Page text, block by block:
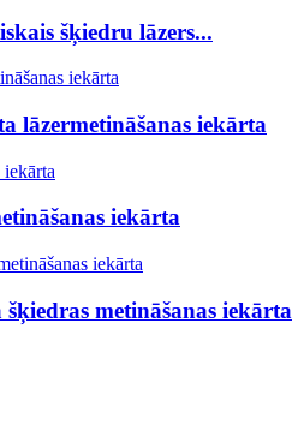
šķiedru lāzers...
lāzermetināšanas iekārta
iekārta
metināšanas iekārta